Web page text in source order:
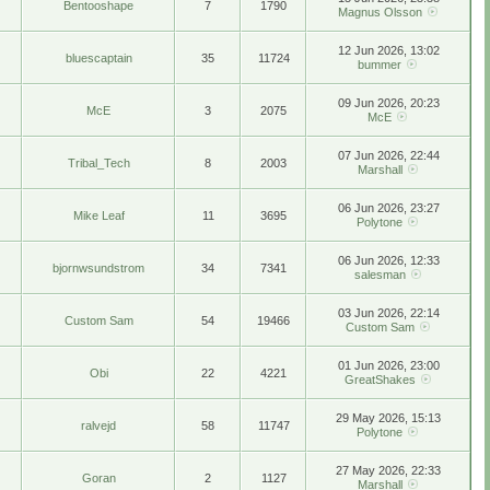
Bentooshape 7 1790
Magnus Olsson
bluescaptain 35 11724
12 Jun 2026, 13:02
bummer
McE 3 2075
09 Jun 2026, 20:23
McE
Tribal_Tech 8 2003
07 Jun 2026, 22:44
Marshall
Mike Leaf 11 3695
06 Jun 2026, 23:27
Polytone
bjornwsundstrom 34 7341
06 Jun 2026, 12:33
salesman
Custom Sam 54 19466
03 Jun 2026, 22:14
Custom Sam
Obi 22 4221
01 Jun 2026, 23:00
GreatShakes
ralvejd 58 11747
29 May 2026, 15:13
Polytone
Goran 2 1127
27 May 2026, 22:33
Marshall